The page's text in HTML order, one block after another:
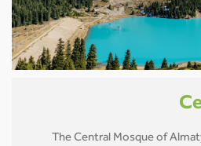
The Central Mosque of